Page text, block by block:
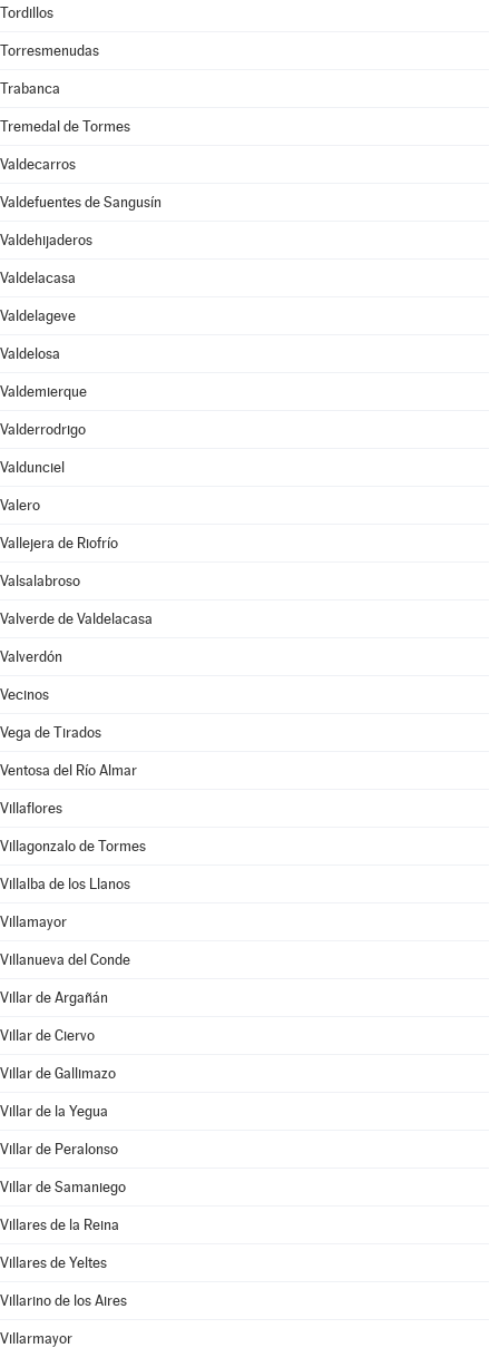
Tordillos
Torresmenudas
Trabanca
Tremedal de Tormes
Valdecarros
Valdefuentes de Sangusín
Valdehijaderos
Valdelacasa
Valdelageve
Valdelosa
Valdemierque
Valderrodrigo
Valdunciel
Valero
Vallejera de Riofrío
Valsalabroso
Valverde de Valdelacasa
Valverdón
Vecinos
Vega de Tirados
Ventosa del Río Almar
Villaflores
Villagonzalo de Tormes
Villalba de los Llanos
Villamayor
Villanueva del Conde
Villar de Argañán
Villar de Ciervo
Villar de Gallimazo
Villar de la Yegua
Villar de Peralonso
Villar de Samaniego
Villares de la Reina
Villares de Yeltes
Villarino de los Aires
Villarmayor